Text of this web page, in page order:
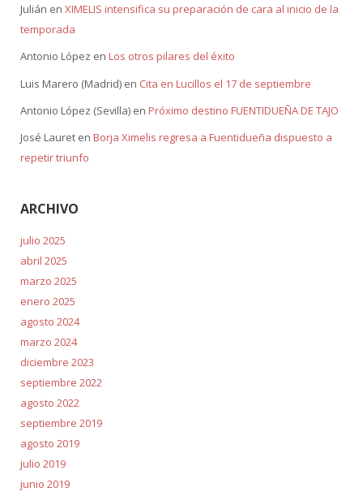
Julián en XIMELIS intensifica su preparación de cara al inicio de la
temporada
Antonio López en Los otros pilares del éxito
Luis Marero (Madrid)en Cita en Lucillos el 17 de septiembre
Antonio López (Sevilla)en Próximo destino FUENTIDUEÑA DE TAJO
José Laureten Borja Ximelis regresa a Fuentidueña dispuesto a
repetir triunfo
ARCHIVO
julio 2025
abril 2025
marzo 2025
enero 2025
agosto 2024
marzo 2024
diciembre 2023
septiembre 2022
agosto 2022
septiembre 2019
agosto 2019
julio 2019
junio 2019